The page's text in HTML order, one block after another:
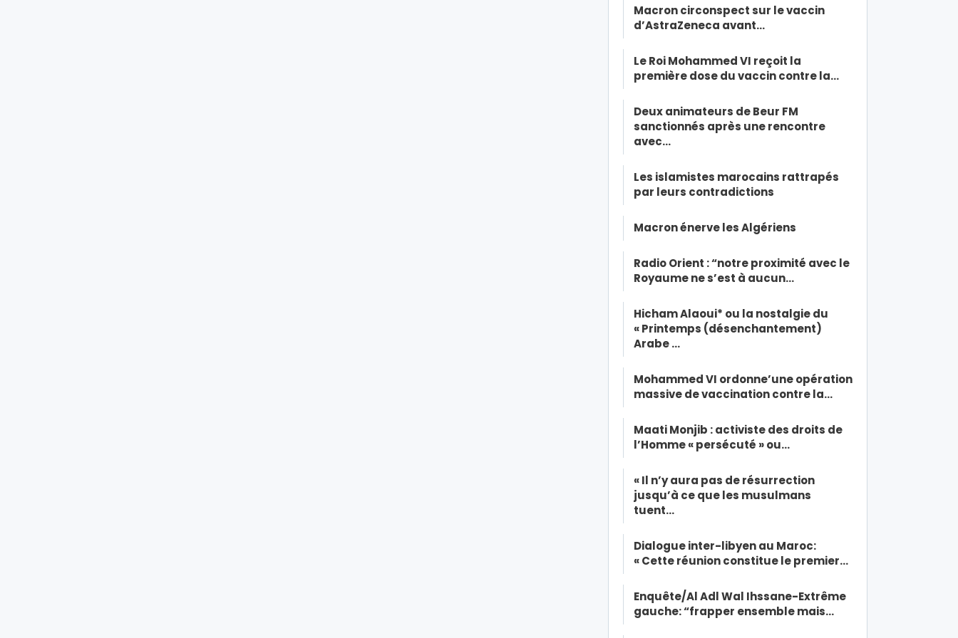
Macron circonspect sur le vaccin
d’AstraZeneca avant…
Le Roi Mohammed VI reçoit la
première dose du vaccin contre la…
Deux animateurs de Beur FM
sanctionnés après une rencontre
avec…
Les islamistes marocains rattrapés
par leurs contradictions
Macron énerve les Algériens
Radio Orient : “notre proximité avec le
Royaume ne s’est à aucun…
Hicham Alaoui* ou la nostalgie du
« Printemps (désenchantement)
Arabe …
Mohammed VI ordonne’une opération
massive de vaccination contre la…
Maati Monjib : activiste des droits de
l’Homme « persécuté » ou…
« Il n’y aura pas de résurrection
jusqu’à ce que les musulmans
tuent…
Dialogue inter-libyen au Maroc:
« Cette réunion constitue le premier…
Enquête/Al Adl Wal Ihssane-Extrême
gauche: “frapper ensemble mais…